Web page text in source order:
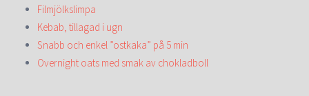
Filmjölkslimpa
Kebab, tillagad i ugn
Snabb och enkel ”ostkaka” på 5 min
Overnight oats med smak av chokladboll